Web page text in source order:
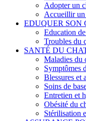
Adopter un
Accueillir un
EDUQUER SON
Education
Troubles du
SANTÉ DU
Maladies du
Symptômes
Blessures et
Soins de
Entretien et
Obésité du
Stérilisation